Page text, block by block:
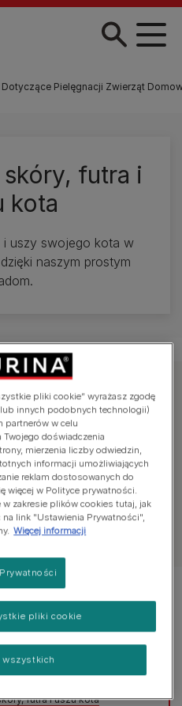
Dotyczące Pielęgnacji Zwierząt
futra i
kota
uszy swojego kota w
naszym prostym
zdrowotne
zdrowia
o kotach
futra i uszu kota
pliki cookie” wyrażasz zgodę
innych podobnych technologii)
partnerów w celu
doświadczenia
mierzenia liczby odwiedzin,
informacji umożliwiających
reklam dostosowanych do
więcej w Polityce prywatności.
zakresie plików cookies tutaj, jak
link "Ustawienia Prywatności",
Więcej informacji
wszystkich
pliki cookie